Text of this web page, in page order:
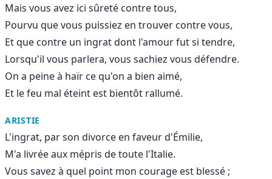
Mais vous avez ici sûreté contre tous,
Pourvu que vous puissiez en trouver contre vous,
Et que contre un ingrat dont l'amour fut si tendre,
Lorsqu'il vous parlera, vous sachiez vous défendre.
On a peine à haïr ce qu'on a bien aimé,
Et le feu mal éteint est bientôt rallumé.
ARISTIE
L'ingrat, par son divorce en faveur d'Émilie,
M'a livrée aux mépris de toute l'Italie.
Vous savez à quel point mon courage est blessé ;